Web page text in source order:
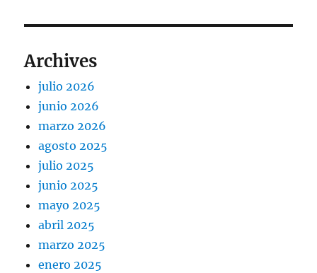
Archives
julio 2026
junio 2026
marzo 2026
agosto 2025
julio 2025
junio 2025
mayo 2025
abril 2025
marzo 2025
enero 2025